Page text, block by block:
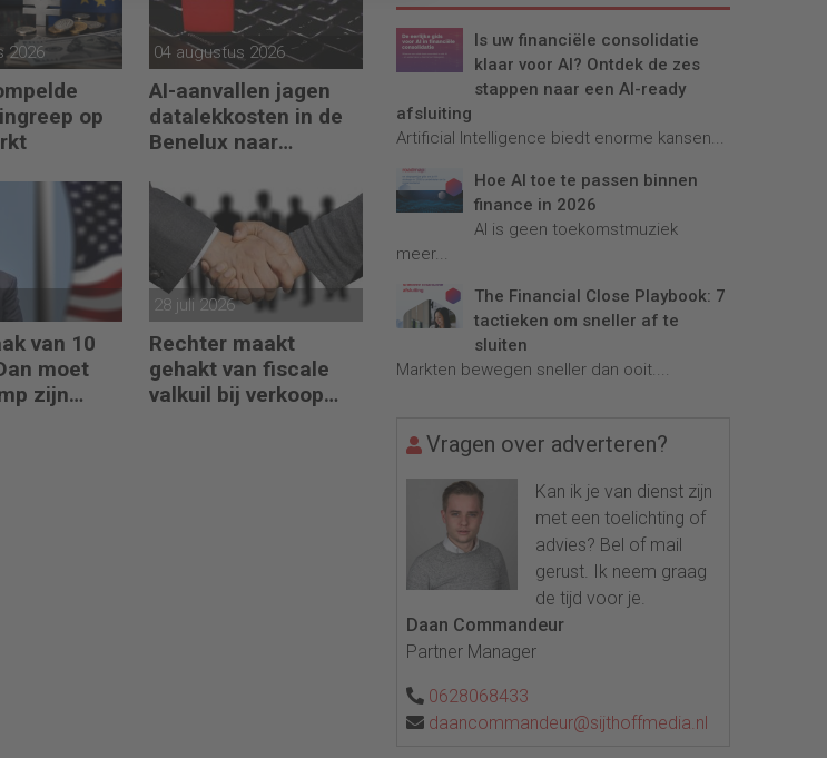
2026
op
04 augustus 2026
AI-aanvallen jagen
datalekkosten in de
Benelux naar
van 10
moet
zijn
28 juli 2026
Rechter maakt
gehakt van fiscale
valkuil bij verkoop
Is uw financiële consolidatie
klaar voor AI? Ontdek de zes
stappen naar een AI-ready
afsluiting
Artificial Intelligence biedt enorme kansen...
Hoe AI toe te passen binnen
finance in 2026
AI is geen toekomstmuziek
meer...
The Financial Close Playbook: 7
tactieken om sneller af te
sluiten
Markten bewegen sneller dan ooit....
Vragen over adverteren?
Kan ik je van dienst zijn
met een toelichting of
advies? Bel of mail
gerust. Ik neem graag
de tijd voor je.
Daan Commandeur
Partner Manager
0628068433
daancommandeur@sijthoffmedia.nl